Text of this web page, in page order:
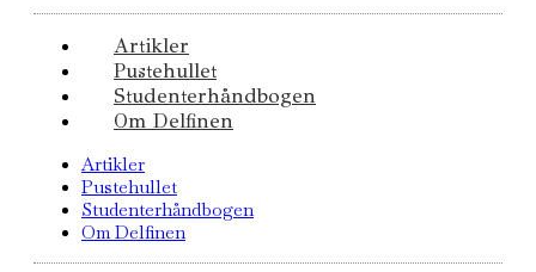
Artikler
Pustehullet
Studenterhåndbogen
Om Delfinen
Artikler
Pustehullet
Studenterhåndbogen
Om Delfinen